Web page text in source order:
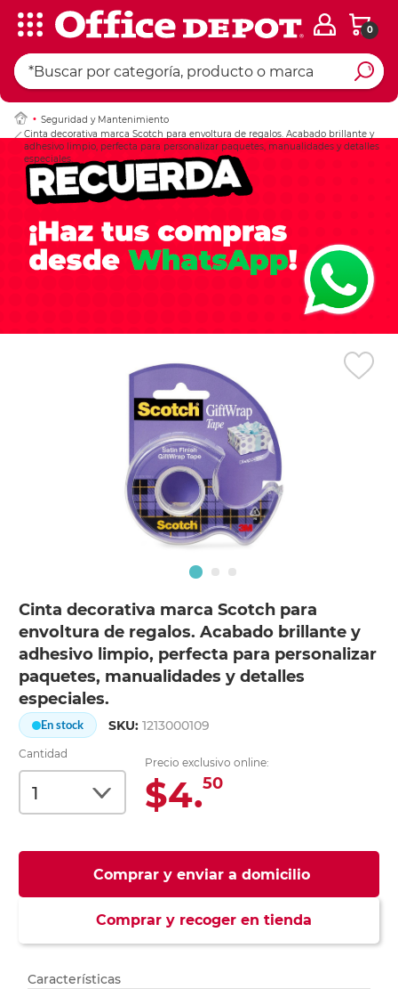
0
Seguridad y Mantenimiento
Cinta decorativa marca Scotch para envoltura de regalos. Acabado brillante y
adhesivo limpio, perfecta para personalizar paquetes, manualidades y detalles
especiales.
Cinta decorativa marca Scotch para
envoltura de regalos. Acabado brillante y
adhesivo limpio, perfecta para personalizar
paquetes, manualidades y detalles
especiales.
En stock SKU:1213000109
Cantidad
Precio exclusivo online:
$4.50
Comprar y enviar a domicilio
Comprar y recoger en tienda
Ingresar Codigo
Características